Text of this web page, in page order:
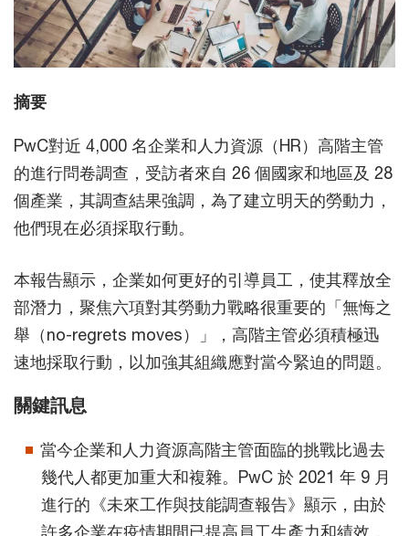
摘要
PwC對近 4,000 名企業和人力資源（HR）高階主管
的進行問卷調查，受訪者來自 26 個國家和地區及 28
個產業，其調查結果強調，為了建立明天的勞動力，
他們現在必須採取行動。
本報告顯示，企業如何更好的引導員工，使其釋放全
部潛力，聚焦六項對其勞動力戰略很重要的「無悔之
舉（no-regrets moves）」，高階主管必須積極迅
速地採取行動，以加強其組織應對當今緊迫的問題。
關鍵訊息
當今企業和人力資源高階主管面臨的挑戰比過去
幾代人都更加重大和複雜。PwC 於 2021 年 9 月
進行的《未來工作與技能調查報告》顯示，由於
許多企業在疫情期間已提高員工生產力和績效，